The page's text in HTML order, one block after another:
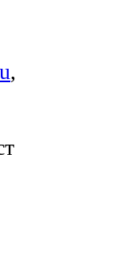
,